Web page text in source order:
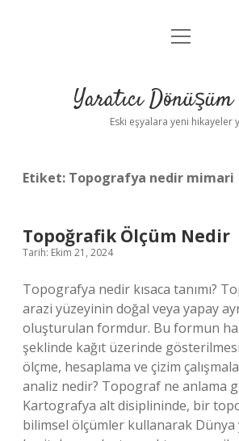
Anasayfa
Yasal Uyarı
menüyü
Yaratıcı
Eski eşyalara yeni hikayeler
Etiket: Topografya nedir mimari
Topoğrafik Ölçüm Nedir
Tarih: Ekim 21, 2024
Topografya nedir kısaca tanımı?
arazi yüzeyinin doğal veya yapay
oluşturulan formdur. Bu formun
şeklinde kağıt üzerinde
ölçme, hesaplama ve çizim
analiz nedir? Topograf ne anlama
Kartografya alt disiplininde, bir
bilimsel ölçümler kullanarak Dünya